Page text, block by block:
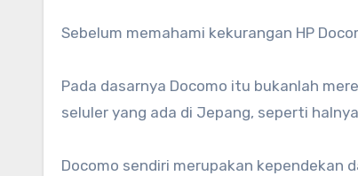
Sebelum memahami kekurangan HP
Pada dasarnya Docomo itu bukanlah
seluler yang ada di Jepang, seperti
Docomo sendiri merupakan kependekan